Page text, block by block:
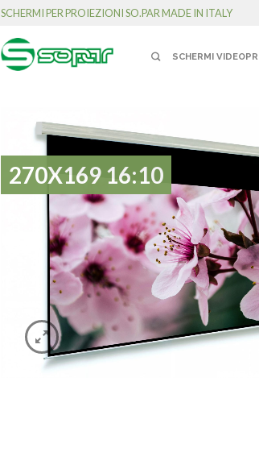
SCHERMI PER PROIEZIONI SO.PAR MADE IN ITALY
SCHERMI
270X169 16:10